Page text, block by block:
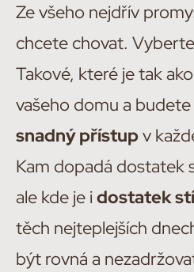
Ze všeho nejdřív
chcete chovat.
Takové, které je tak
vašeho domu a
snadný přístupv
Kam dopadá dostatek
ale kde je idostatek
těch nejteplejších
být rovná a